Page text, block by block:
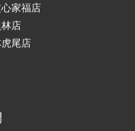
家福店
店
尾店